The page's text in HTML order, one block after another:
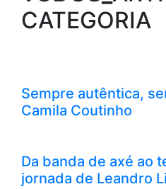
CATEGORIA
Sempre autêntica,
Camila Coutinho
Da banda de axé ao
jornada de Leandro